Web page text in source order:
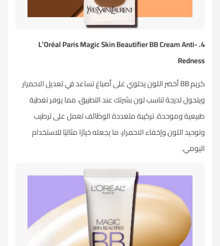
4. L’Oréal Paris Magic Skin Beautifier BB Cream Anti-
Redness
كريم BB أخضر اللون يحتوي على أصباغ تساعد في تعديل الاحمرار
ويتحول لدرجة تناسب لون بشرتك عند التطبيق، مما يوفر تغطية
طبيعية وموحدة. تركيبة متعددة الوظائف تعمل على ترطيب
وتوحيد اللون وإخفاء الاحمرار، ما يجعله خيارًا مثاليًا للاستخدام
اليومي.